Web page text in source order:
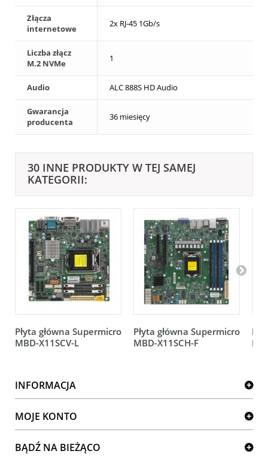
Złącza
internetowe
2x RJ-45 1Gb/s
Liczba złącz
M.2 NVMe
1
Audio ALC 888S HD Audio
Gwarancja
producenta
36 miesięcy
30 INNE PRODUKTY W TEJ SAMEJ
KATEGORII:
Płyta główna Supermicro
MBD-X11SCV-L
Płyta główna Supermicro
MBD-X11SCH-F
INFORMACJA
MOJE KONTO
BĄDŹ NA BIEŻĄCO